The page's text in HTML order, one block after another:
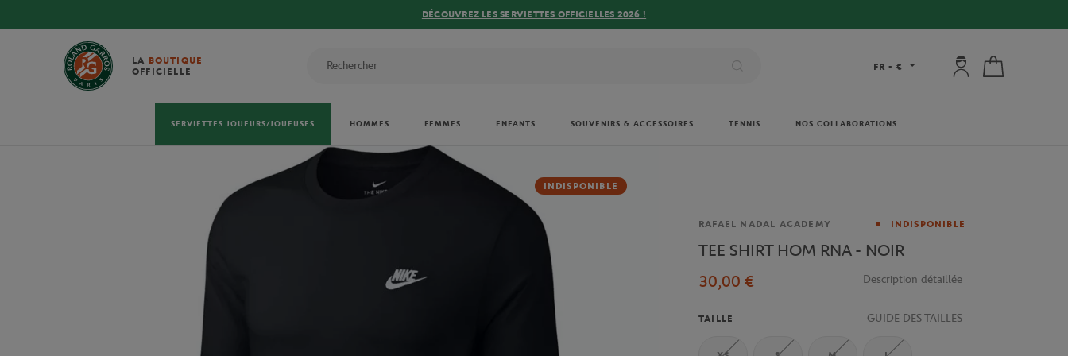
DÉCOUVREZ LES SERVIETTES OFFICIELLES 2026 !
LA BOUTIQUE
OFFICIELLE
FR - € Mon compte : se
SERVIETTES JOUEURS/JOUEUSES HOMMES FEMMES ENFANTS SOUVENIRS & ACCESSOIRES TENNIS NOS COLLABORATIONS
INDISPONIBLE
Marque
RAFAEL NADAL ACADEMY INDISPONIBLE
TEE SHIRT HOM RNA - NOIR
30,00 €
Description détaillée
TAILLE GUIDE DES TAILLES